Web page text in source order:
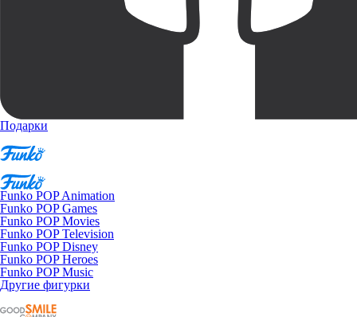
Подарки
Funko POP Animation
Funko POP Games
Funko POP Movies
Funko POP Television
Funko POP Disney
Funko POP Heroes
Funko POP Music
Другие фигурки